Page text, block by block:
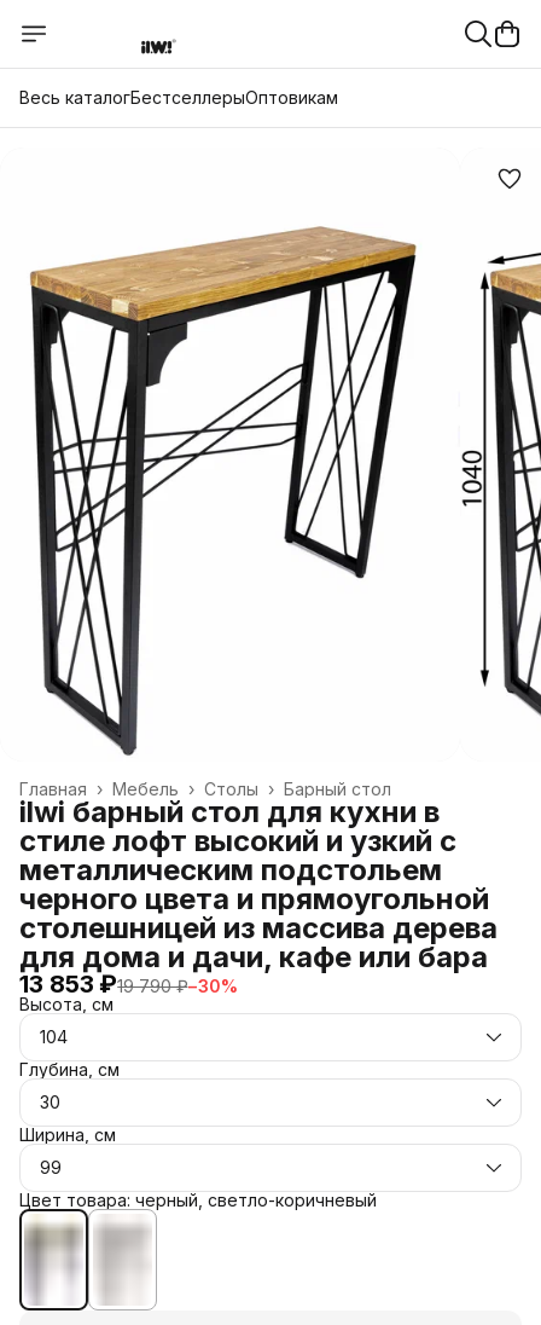
Весь каталогБестселлерыОптовикам
Барный стол
Столы ›
Мебель ›
Главная ›
ilwi барный стол для кухни в
стиле лофт высокий и узкий с
металлическим подстольем
черного цвета и прямоугольной
столешницей из массива дерева
для дома и дачи, кафе или бара
13 853 ₽19 790 ₽−30%
Высота, см
104
Глубина, см
30
Ширина, см
99
Цвет товара: черный, светло-коричневый